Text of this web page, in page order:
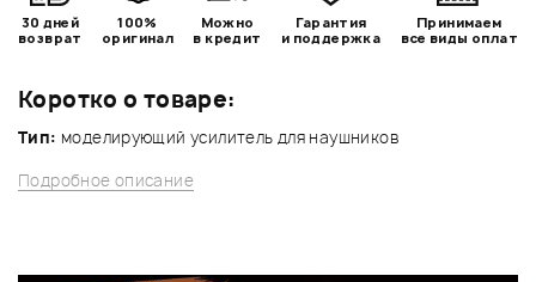
Коротко о товаре:
Тип: моделирующий усилитель для наушников
Подробное описание
30 дней
возврат
100%
оригинал
Можно
в кредит
Гарантия
и поддержка
Принимаем
все виды оплат